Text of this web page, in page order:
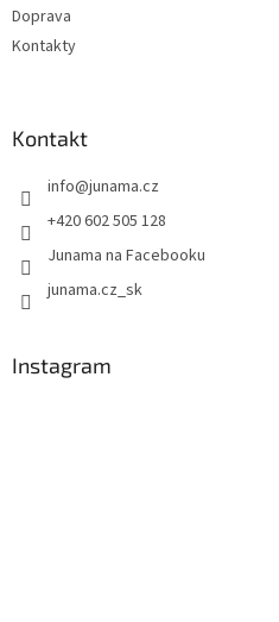
Doprava
Kontakty
Kontakt
info@junama.cz
+420 602 505 128
Junama na Facebooku
junama.cz_sk
Instagram